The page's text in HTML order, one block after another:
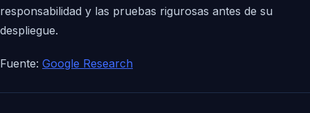
responsabilidad y las pruebas rigurosas antes de su
despliegue.
Fuente: Google Research